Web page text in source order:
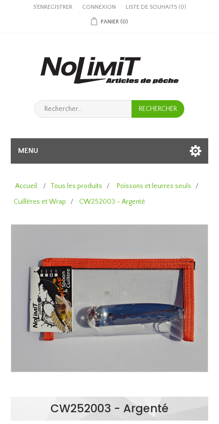
S'ENREGISTRER CONNEXION LISTE DE SOUHAITS (0)
PANIER (0)
MENU
Accueil / Tous les produits / Poissons et leurres seuls
/
Cuillères et Wrap
/ CW252003 - Argenté
CW252003 - Argenté